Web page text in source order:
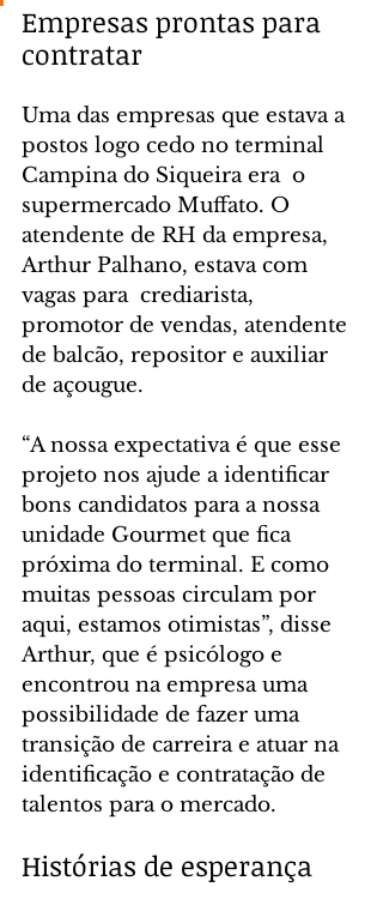
Empresas prontas para
contratar
Uma das empresas que estava a
postos logo cedo no terminal
Campina do Siqueira era  o
supermercado Muffato. O
atendente de RH da empresa,
Arthur Palhano, estava com
vagas para  crediarista,
promotor de vendas, atendente
de balcão, repositor e auxiliar
de açougue.
“A nossa expectativa é que esse
projeto nos ajude a identificar
bons candidatos para a nossa
unidade Gourmet que fica
próxima do terminal. E como
muitas pessoas circulam por
aqui, estamos otimistas”, disse
Arthur, que é psicólogo e
encontrou na empresa uma
possibilidade de fazer uma
transição de carreira e atuar na
identificação e contratação de
talentos para o mercado.
Histórias de esperança